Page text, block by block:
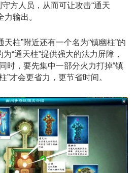
方人员，从而可让攻击“通天
输出。
柱”附近还有一个名为“镇幽柱”的
“通天柱”提供强大的法力屏障，
时，要先集中一部分火力打掉“镇
”才会更省力，更节省时间。